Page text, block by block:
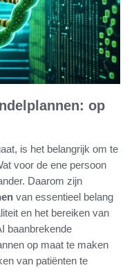
op
is het belangrijk om te
voor de ene persoon
Daarom zijn
van essentieel belang
en het bereiken van
baanbrekende
op maat te maken
van patiënten te